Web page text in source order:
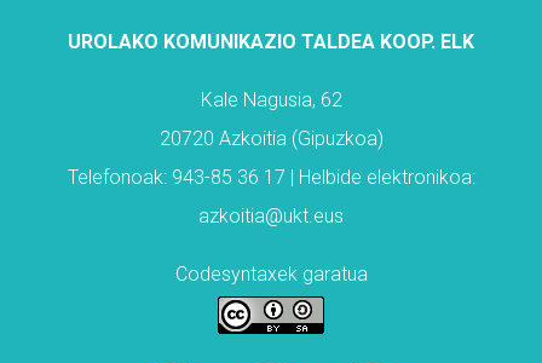
UROLAKO KOMUNIKAZIO TALDEA KOOP. ELK
Kale Nagusia, 62
20720 Azkoitia (Gipuzkoa)
Telefonoak: 943-85 36 17 | Helbide elektronikoa:
azkoitia@ukt.eus
Codesyntaxek garatua